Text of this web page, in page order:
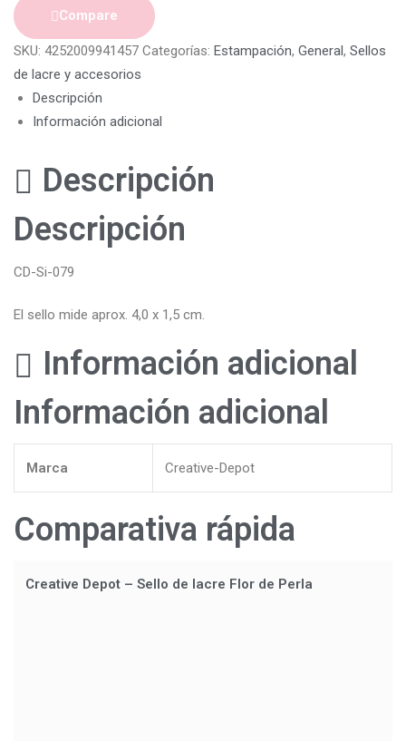
Compare
SKU: 4252009941457 Categorías: Estampación, General, Sellos
de lacre y accesorios
Descripción
Información adicional
Descripción
Descripción
CD-Si-079
El sello mide aprox. 4,0 x 1,5 cm.
Información adicional
Información adicional
Marca Creative-Depot
Comparativa rápida
Creative Depot – Sello de lacre Flor de Perla